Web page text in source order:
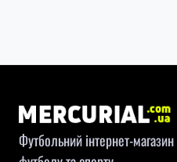
Футбольний інтернет-